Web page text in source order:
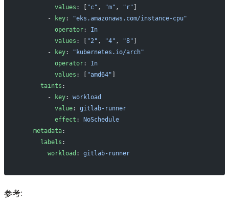
          values
: [ "c" , "m" , "r" ]
        -
key:
"eks.amazonaws.com/instance-cpu"
          operator
: In
          values
: [ "2" , "4" , "8" ]
        -
key:
"kubernetes.io/arch"
          operator
: In
          values
: [ "amd64" ]
      taints
:
        -
key: workload
          value
: gitlab-runner
          effect
: NoSchedule
    metadata
:
      labels
:
        workload
: gitlab-runner
参考: